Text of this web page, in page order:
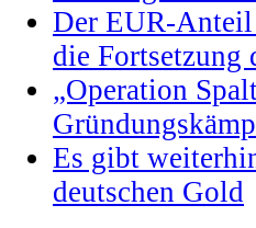
Der EUR-
die
„Operation
Es gibt
deutschen Gold